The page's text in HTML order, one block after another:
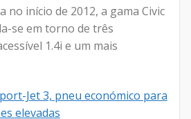
no início de 2012, a gama Civic
se em torno de três
1.4i e um mais
Jet 3, pneu económico para
elevadas